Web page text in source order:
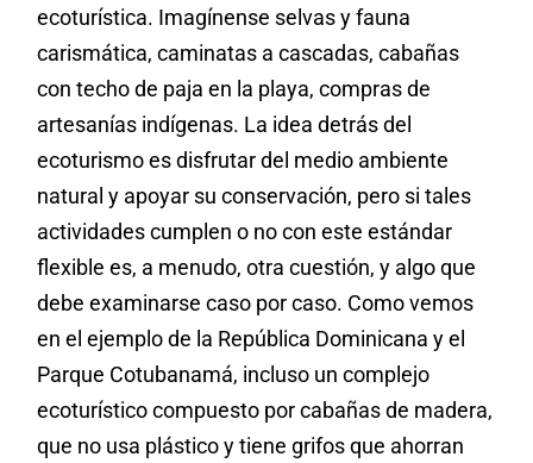
ecoturística. Imagínense selvas y fauna
carismática, caminatas a cascadas, cabañas
con techo de paja en la playa, compras de
artesanías indígenas. La idea detrás del
ecoturismo es disfrutar del medio ambiente
natural y apoyar su conservación, pero si tales
actividades cumplen o no con este estándar
flexible es, a menudo, otra cuestión, y algo que
debe examinarse caso por caso. Como vemos
en el ejemplo de la República Dominicana y el
Parque Cotubanamá, incluso un complejo
ecoturístico compuesto por cabañas de madera,
que no usa plástico y tiene grifos que ahorran